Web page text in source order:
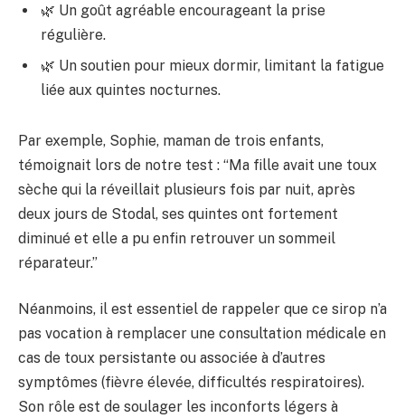
🌿 Un goût agréable encourageant la prise
régulière.
🌿 Un soutien pour mieux dormir, limitant la fatigue
liée aux quintes nocturnes.
Par exemple, Sophie, maman de trois enfants,
témoignait lors de notre test : “Ma fille avait une toux
sèche qui la réveillait plusieurs fois par nuit, après
deux jours de Stodal, ses quintes ont fortement
diminué et elle a pu enfin retrouver un sommeil
réparateur.”
Néanmoins, il est essentiel de rappeler que ce sirop n’a
pas vocation à remplacer une consultation médicale en
cas de toux persistante ou associée à d’autres
symptômes (fièvre élevée, difficultés respiratoires).
Son rôle est de soulager les inconforts légers à